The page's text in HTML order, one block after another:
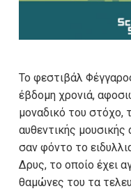
Το φεστιβάλ
έβδομη χρονιά,
μοναδικό του στόχο,
αυθεντικής
σαν φόντο το
Δρυς, το οποίο έχει
θαμώνες του τα